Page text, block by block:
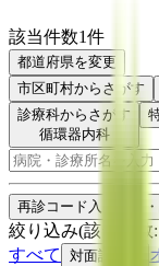
該当件数1件
都道府県を変更
市区町村からさがす
診療科からさがす
循環器内科
再診コード入力 病院
絞り込み(該当件数:
すべて
対面診療可